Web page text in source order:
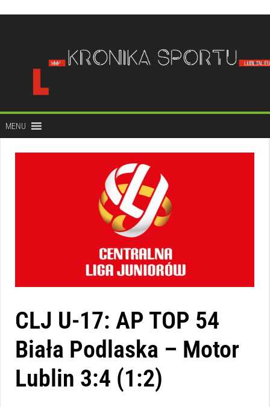
treści
MENU
CLJ U-17: AP TOP 54
Biała Podlaska – Motor
Lublin 3:4 (1:2)